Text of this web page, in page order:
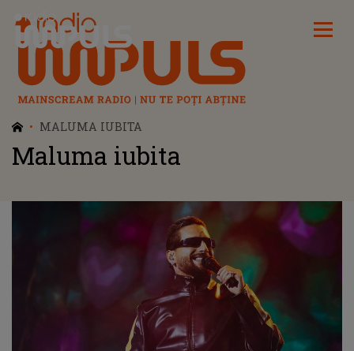
Radio Impuls
MALUMA IUBITA
Maluma iubita